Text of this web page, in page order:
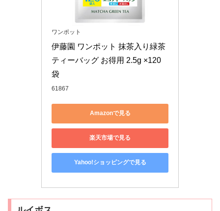
ワンポット
伊藤園 ワンポット 抹茶入り緑茶
ティーバッグ お得用 2.5g ×120
袋
61867
Amazonで見る
楽天市場で見る
Yahoo!ショッピングで見る